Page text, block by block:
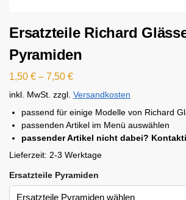
Ersatzteile Richard
Pyramiden
1,50 € – 7,50 €
inkl. MwSt. zzgl. Versandkosten
passend für einige Modelle von Richard
passenden Artikel im Menü auswählen
passender Artikel nicht dabei?
Lieferzeit: 2-3 Werktage
Ersatzteile Pyramiden